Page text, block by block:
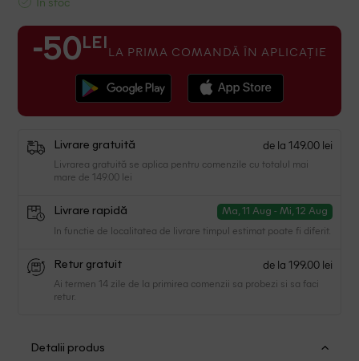
-50 LEI LA PRIMA COMANDĂ ÎN APLICAȚIE
Livrare gratuită de la 149.00 lei
Livrarea gratuită se aplica pentru comenzile cu totalul mai
mare de 149.00 lei
Livrare rapidă Ma, 11 Aug - Mi, 12 Aug
In functie de localitatea de livrare timpul estimat poate fi diferit.
Retur gratuit de la 199.00 lei
Ai termen 14 zile de la primirea comenzii sa probezi si sa faci
retur.
Detalii produs